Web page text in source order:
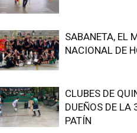
SABANETA, EL
NACIONAL DE
CLUBES DE
DUEÑOS DE LA
PATÍN